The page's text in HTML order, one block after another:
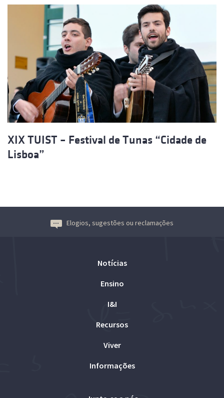
XIX TUIST – Festival de Tunas “Cidade de
Lisboa”
Elogios, sugestões ou reclamações
Notícias
Ensino
I&I
Recursos
Viver
Informações